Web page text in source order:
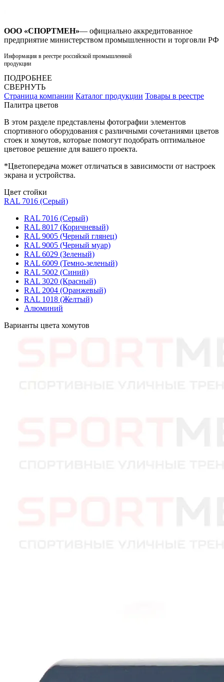
ООО «СПОРТМЕН»— официально аккредитованное
предприятие министерством промышленности и торговли РФ
Информация в реестре российской промышленной
продукции
ПОДРОБНЕЕ
СВЕРНУТЬ
Страница компании Каталог продукции Товары в реестре
Палитра цветов
В этом разделе представлены фотографии элементов
спортивного оборудования с различными сочетаниями цветов
стоек и хомутов, которые помогут подобрать оптимальное
цветовое решение для вашего проекта.
*Цветопередача может отличаться в зависимости от настроек
экрана и устройства.
Цвет стойки
RAL 7016 (Серый)
RAL 7016 (Серый)
RAL 8017 (Коричневый)
RAL 9005 (Черный глянец)
RAL 9005 (Черный муар)
RAL 6029 (Зеленый)
RAL 6009 (Темно-зеленый)
RAL 5002 (Синий)
RAL 3020 (Красный)
RAL 2004 (Оранжевый)
RAL 1018 (Желтый)
Алюминий
Варианты цвета хомутов